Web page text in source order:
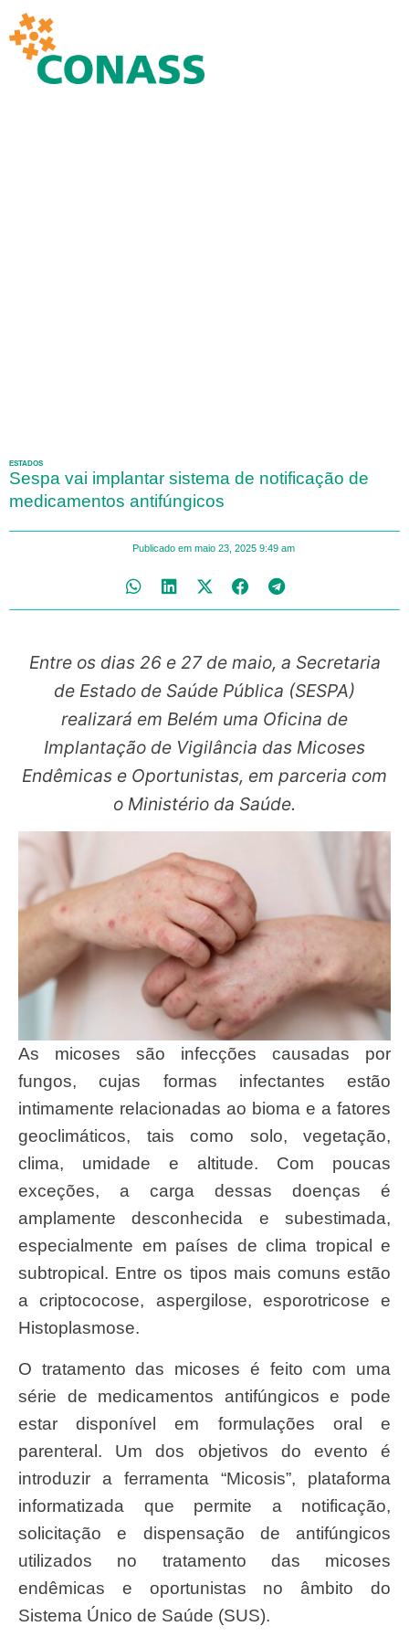
ESTADOS
Sespa vai implantar sistema de notificação de
medicamentos antifúngicos
Publicado em maio 23, 2025 9:49 am
Entre os dias 26 e 27 de maio, a Secretaria
de Estado de Saúde Pública (SESPA)
realizará em Belém uma Oficina de
Implantação de Vigilância das Micoses
Endêmicas e Oportunistas, em parceria com
o Ministério da Saúde.
As micoses são infecções causadas por
fungos, cujas formas infectantes estão
intimamente relacionadas ao bioma e a fatores
geoclimáticos, tais como solo, vegetação,
clima, umidade e altitude. Com poucas
exceções, a carga dessas doenças é
amplamente desconhecida e subestimada,
especialmente em países de clima tropical e
subtropical. Entre os tipos mais comuns estão
a criptococose, aspergilose, esporotricose e
Histoplasmose.
O tratamento das micoses é feito com uma
série de medicamentos antifúngicos e pode
estar disponível em formulações oral e
parenteral. Um dos objetivos do evento é
introduzir a ferramenta “Micosis”, plataforma
informatizada que permite a notificação,
solicitação e dispensação de antifúngicos
utilizados no tratamento das micoses
endêmicas e oportunistas no âmbito do
Sistema Único de Saúde (SUS).